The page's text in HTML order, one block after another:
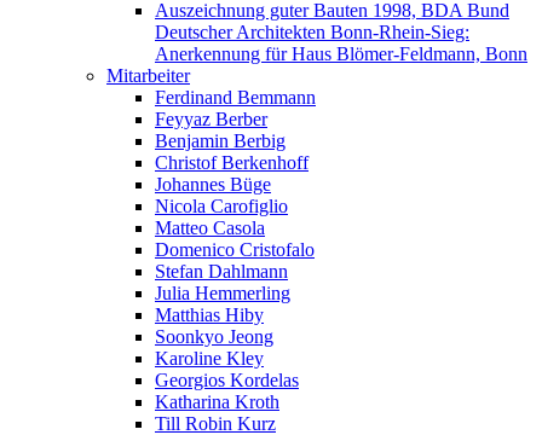
Auszeichnung guter Bauten 1998, BDA Bund
Deutscher Architekten Bonn-Rhein-Sieg:
Anerkennung für Haus Blömer-Feldmann, Bonn
Mitarbeiter
Ferdinand Bemmann
Feyyaz Berber
Benjamin Berbig
Christof Berkenhoff
Johannes Büge
Nicola Carofiglio
Matteo Casola
Domenico Cristofalo
Stefan Dahlmann
Julia Hemmerling
Matthias Hiby
Soonkyo Jeong
Karoline Kley
Georgios Kordelas
Katharina Kroth
Till Robin Kurz